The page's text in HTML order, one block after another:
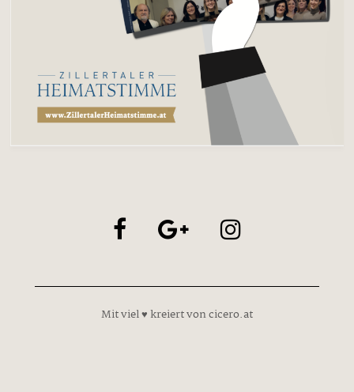
Mit viel ♥ kreiert von cicero.at